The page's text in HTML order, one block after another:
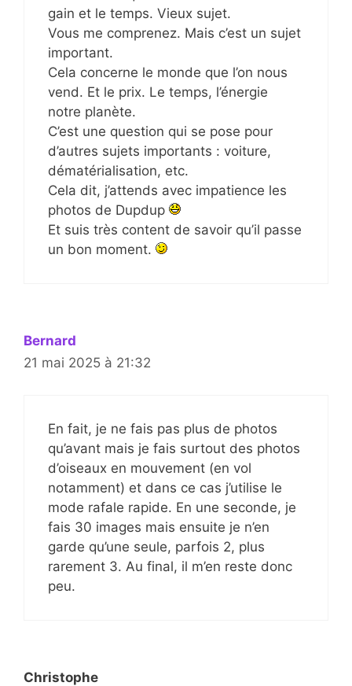
gain et le temps. Vieux sujet.
Vous me comprenez. Mais c’est un sujet
important.
Cela concerne le monde que l’on nous
vend. Et le prix. Le temps, l’énergie
notre planète.
C’est une question qui se pose pour
d’autres sujets importants : voiture,
dématérialisation, etc.
Cela dit, j’attends avec impatience les
photos de Dupdup
Et suis très content de savoir qu’il passe
un bon moment.
Bernard
21 mai 2025 à 21:32
En fait, je ne fais pas plus de photos
qu’avant mais je fais surtout des photos
d’oiseaux en mouvement (en vol
notamment) et dans ce cas j’utilise le
mode rafale rapide. En une seconde, je
fais 30 images mais ensuite je n’en
garde qu’une seule, parfois 2, plus
rarement 3. Au final, il m’en reste donc
peu.
Christophe